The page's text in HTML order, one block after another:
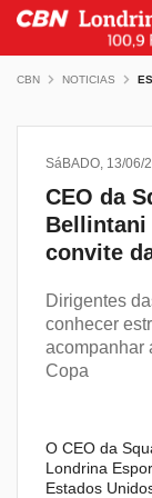
CBN NOTICIAS
SáBADO, 13/06/
CEO da
Bellintani
convite
Dirigentes
conhecer
acompanhar
Copa
O CEO da
Londrina
Estados